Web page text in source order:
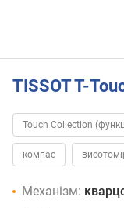
TISSOT T-
Touch Collection
компас
Механізм: